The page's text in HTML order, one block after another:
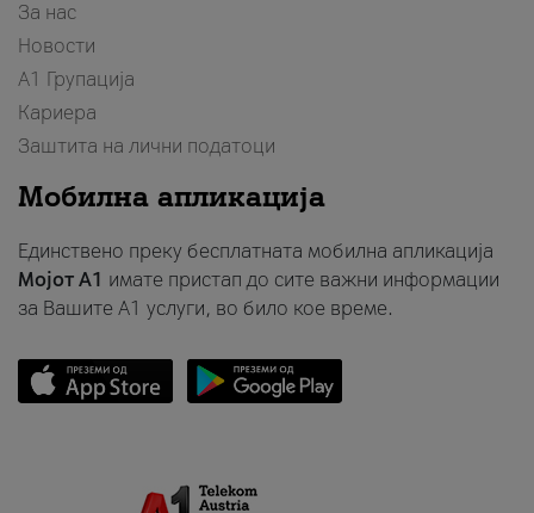
За нас
Новости
А1 Групација
Кариера
Заштита на лични податоци
Мобилна апликација
Единствено преку бесплатната мобилна апликација
Мојот A1 имате пристап до сите важни информации
за Вашите A1 услуги, во било кое време.